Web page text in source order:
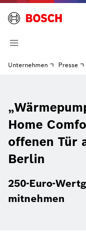
Unternehmen Presse
Home
offenen Tür
Berlin
250-Euro-
mitnehmen